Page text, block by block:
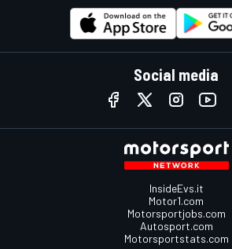
Social media
InsideEvs.it
Motor1.com
Motorsportjobs.com
Autosport.com
Motorsportstats.com